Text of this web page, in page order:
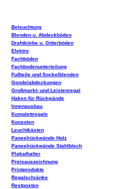
Beleuchtung
Blenden u. Abdeckböden
Drahtkörbe u. Gitterböden
Elektro
Fachböden
Fachbodenunterteilung
Fußteile und Sockelblenden
Gondelabdeckungen
Großmarkt- und Leistenregal
Haken für Rückwände
Innenausbau
Komplettregale
Konsolen
Leuchtkästen
Paneelrückwände Holz
Paneelrückwände Stahlblech
Plakathalter
Preisauszeichnung
Printprodukte
Regalschränke
Restposten